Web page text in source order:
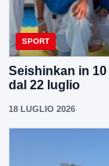
SPORT
Seishinkan in
dal 22 luglio
18 LUGLIO 2026